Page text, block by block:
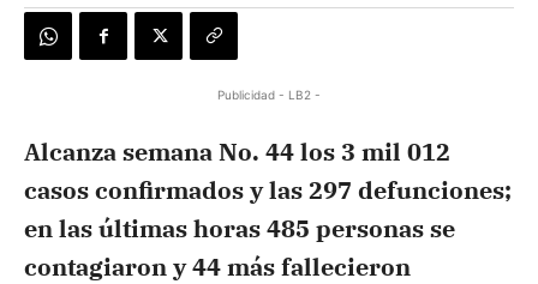
Publicidad - LB2 -
Alcanza semana No. 44 los 3 mil 012
casos confirmados y las 297 defunciones;
en las últimas horas 485 personas se
contagiaron y 44 más fallecieron